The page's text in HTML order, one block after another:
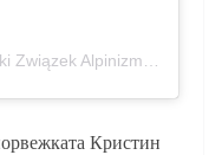
Profil (@polskizwiazekalpinizmu)
Кристин